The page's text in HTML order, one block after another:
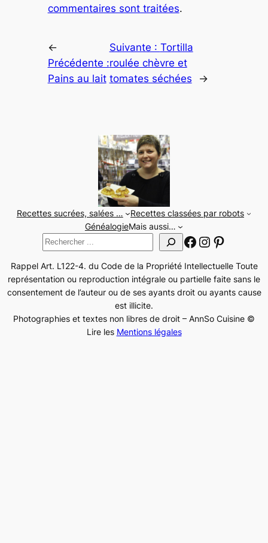
commentaires sont traitées.
←
Précédente :
Pains au lait
Suivante : Tortilla
roulée chèvre et
tomates séchées
→
Recettes sucrées, salées …
Recettes classées par robots
GénéalogieMais aussi…
Rechercher
Facebook
Instagram
Rappel Art. L122-4. du Code de la Propriété Intellectuelle Toute
représentation ou reproduction intégrale ou partielle faite sans le
consentement de l’auteur ou de ses ayants droit ou ayants cause
est illicite.
Photographies et textes non libres de droit – AnnSo Cuisine ©
Lire les Mentions légales